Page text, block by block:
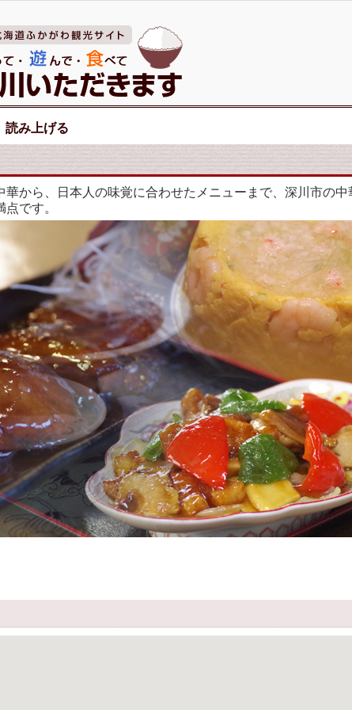
読み上げる
華から、日本人の味覚に合わせたメニューまで、深川市の
です。